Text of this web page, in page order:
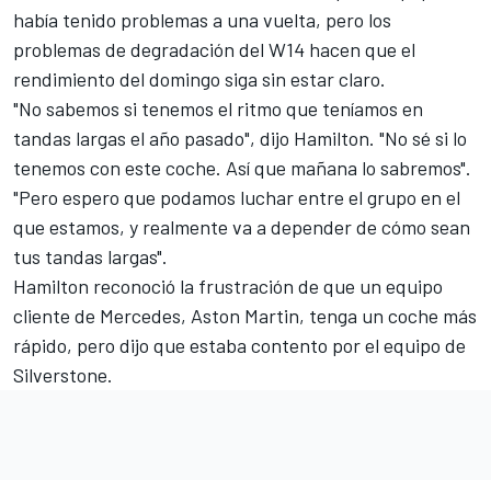
había tenido problemas a una vuelta, pero los
problemas de degradación del W14 hacen que el
rendimiento del domingo siga sin estar claro.
"No sabemos si tenemos el ritmo que teníamos en
tandas largas el año pasado", dijo Hamilton. "No sé si lo
tenemos con este coche. Así que mañana lo sabremos".
"Pero espero que podamos luchar entre el grupo en el
que estamos, y realmente va a depender de cómo sean
tus tandas largas".
Hamilton reconoció la frustración de que un equipo
cliente de Mercedes, Aston Martin, tenga un coche más
rápido, pero dijo que estaba contento por el equipo de
Silverstone.